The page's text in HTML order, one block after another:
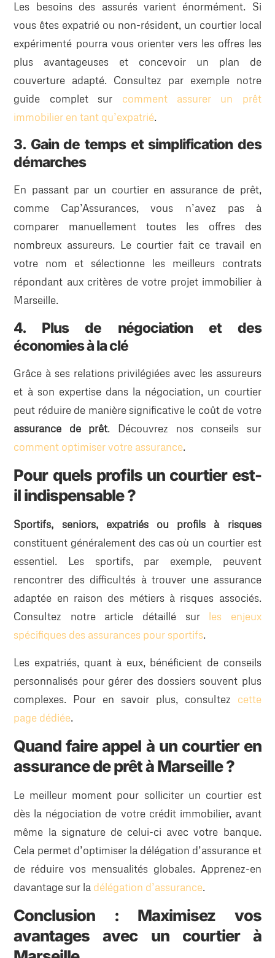
Les besoins des assurés varient énormément. Si
vous êtes expatrié ou non-résident, un courtier local
expérimenté pourra vous orienter vers les offres les
plus avantageuses et concevoir un plan de
couverture adapté. Consultez par exemple notre
guide complet sur comment assurer un prêt
immobilier en tant qu’expatrié.
3. Gain de temps et simplification des
démarches
En passant par un courtier en assurance de prêt,
comme Cap’Assurances, vous n’avez pas à
comparer manuellement toutes les offres des
nombreux assureurs. Le courtier fait ce travail en
votre nom et sélectionne les meilleurs contrats
répondant aux critères de votre projet immobilier à
Marseille.
4. Plus de négociation et des
économies à la clé
Grâce à ses relations privilégiées avec les assureurs
et à son expertise dans la négociation, un courtier
peut réduire de manière significative le coût de votre
assurance de prêt. Découvrez nos conseils sur
comment optimiser votre assurance.
Pour quels profils un courtier est-
il indispensable ?
Sportifs, seniors, expatriés ou profils à risques
constituent généralement des cas où un courtier est
essentiel. Les sportifs, par exemple, peuvent
rencontrer des difficultés à trouver une assurance
adaptée en raison des métiers à risques associés.
Consultez notre article détaillé sur les enjeux
spécifiques des assurances pour sportifs.
Les expatriés, quant à eux, bénéficient de conseils
personnalisés pour gérer des dossiers souvent plus
complexes. Pour en savoir plus, consultez cette
page dédiée.
Quand faire appel à un courtier en
assurance de prêt à Marseille ?
Le meilleur moment pour solliciter un courtier est
dès la négociation de votre crédit immobilier, avant
même la signature de celui-ci avec votre banque.
Cela permet d’optimiser la délégation d’assurance et
de réduire vos mensualités globales. Apprenez-en
davantage sur la délégation d’assurance.
Conclusion : Maximisez vos
avantages avec un courtier à